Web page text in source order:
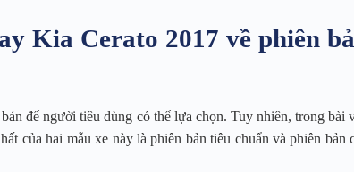
Kia Cerato 2017 về phiên
để người tiêu dùng có thể lựa chọn. Tuy nhiên, trong bài
của hai mẫu xe này là phiên bản tiêu chuẩn và phiên bản